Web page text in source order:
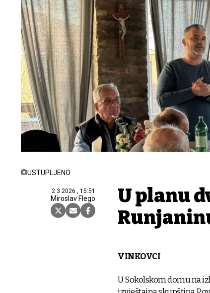
USTUPLJENO
2.3.2026., 15:51
Miroslav Flego
U planu
VINKOVCI
U Sokolskom domu na